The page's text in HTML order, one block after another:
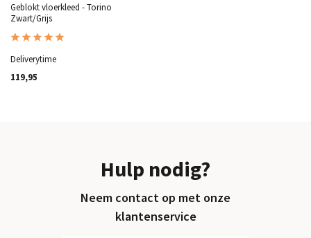
Geblokt vloerkleed - Torino
Zwart/Grijs
Deliverytime
119,95
Hulp nodig?
Neem contact op met onze
klantenservice